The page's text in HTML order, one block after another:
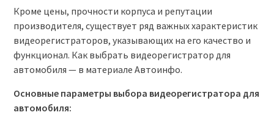
Кроме цены, прочности корпуса и репутации
производителя, существует ряд важных характеристик
видеорегистраторов, указывающих на его качество и
функционал. Как выбрать видеорегистратор для
автомобиля — в материале Автоинфо.
Основные параметры выбора видеорегистратора для
автомобиля: